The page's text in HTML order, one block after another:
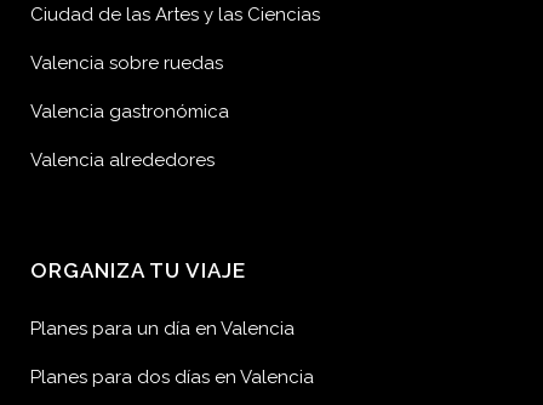
Ciudad de las Artes y las Ciencias
Valencia sobre ruedas
Valencia gastronómica
Valencia alrededores
ORGANIZA TU VIAJE
Planes para un día en Valencia
Planes para dos días en Valencia